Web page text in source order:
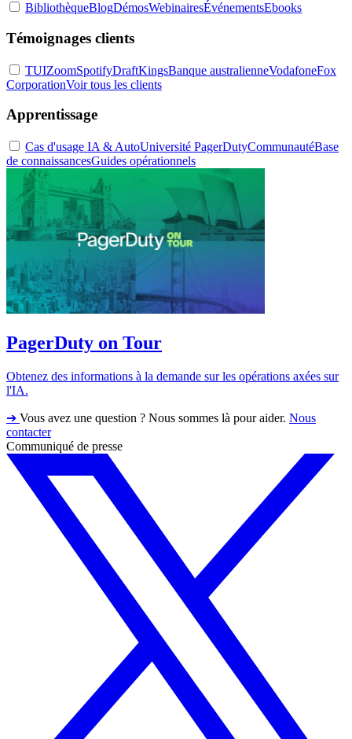
BibliothèqueBlogDémosWebinairesÉvénementsEbooks
Témoignages clients
TUIZoomSpotifyDraftKingsBanque australienneVodafoneFox
CorporationVoir tous les clients
Apprentissage
Cas d'usage IA & AutoUniversité PagerDutyCommunautéBase
de connaissancesGuides opérationnels
PagerDuty on Tour
Obtenez des informations à la demande sur les opérations axées sur
l'IA.
➔ Vous avez une question ? Nous sommes là pour aider. Nous
contacter
Communiqué de presse